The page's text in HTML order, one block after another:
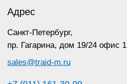
Адрес
Санкт-Петербург,
пр. Гагарина, дом 19/24 офис 1
sales@traid-m.ru